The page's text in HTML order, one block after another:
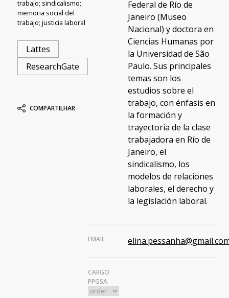
trabajo; sindicalismo;
memoria social del
trabajo; justicia laboral
Lattes
ResearchGate
COMPARTILHAR
Federal de Río de
Janeiro (Museo
Nacional) y doctora en
Ciencias Humanas por
la Universidad de São
Paulo. Sus principales
temas son los
estudios sobre el
trabajo, con énfasis en
la formación y
trayectoria de la clase
trabajadora en Río de
Janeiro, el
sindicalismo, los
modelos de relaciones
laborales, el derecho y
la legislación laboral.
EMAIL
CARGO
PPGSA